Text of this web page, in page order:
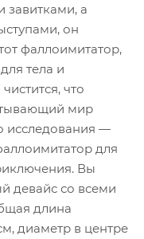
завитками, а
он
фаллоимитатор,
тела и
что
мир
исследования —
для
Вы
девайс со всеми
длина
диаметр в центре